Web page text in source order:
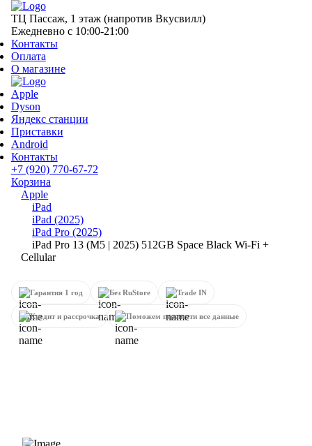
ТЦ Пассаж, 1 этаж (напротив Вкусвилл)
Ежедневно с 10:00-21:00
Контакты
Оплата
О магазине
Apple
Dyson
Яндекс станции
Приставки
Android
Контакты
+7 (920) 770-67-72
Корзина
Apple
iPad
iPad (2025)
iPad Pro (2025)
iPad Pro 13 (M5 | 2025) 512GB Space Black Wi-Fi +
Cellular
Гарантия 1 год Без RuStore Trade IN
Кредит и рассрочка Поможем перенести все данные